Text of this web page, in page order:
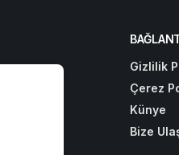
Gizlilik
Çerez
Künye
Bize